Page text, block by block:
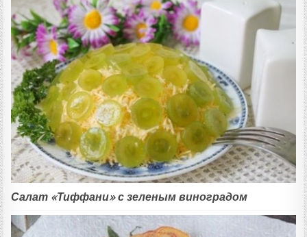
Салат «Тиффани» с зеленым виноградом